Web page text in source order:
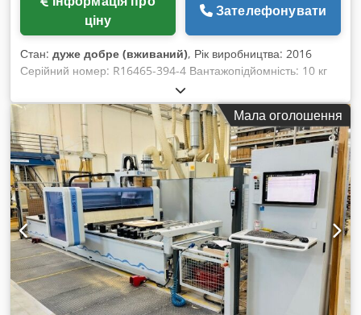
ціну
Зателефонувати
Стан: дуже добре (вживаний), Рік виробництва: 2016
Серійний номер: R16465-394-4 Вантажопідйомність: 10 кг
Маса робота: 280 кг Максимальний пневматичний тиск: 490
кПа Живлення: AC 400V, 3-фазне, 50/60 Гц Управління:
DX200 Dedpfx Aow E H Irsbnekr
Мала оголошення